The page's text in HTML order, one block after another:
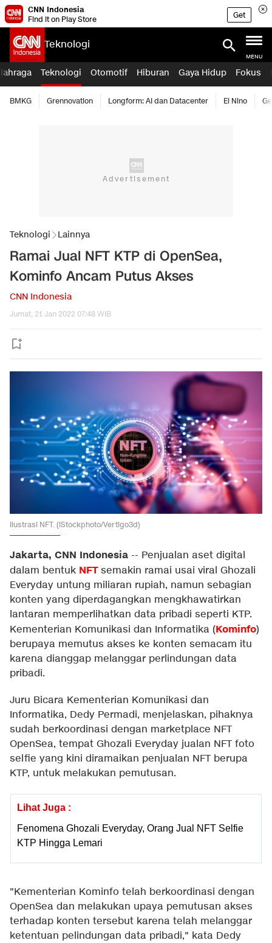
CNN Indonesia
Find it on Play Store
Get
Teknologi
MENU
Teknologi Otomotif Hiburan Gaya Hidup Fokus
BMKG Grennovation Longform: AI dan Datacenter El Nino
Teknologi Lainnya
Ramai Jual NFT KTP di OpenSea,
Kominfo Ancam Putus Akses
CNN Indonesia
Jumat, 21 Jan 2022 07:48 WIB
Ilustrasi NFT. (iStockphoto/Vertigo3d)
Jakarta, CNN Indonesia -- Penjualan aset digital
dalam bentuk NFTsemakin ramai usai viral Ghozali
Everyday untung miliaran rupiah, namun sebagian
konten yang diperdagangkan mengkhawatirkan
lantaran memperlihatkan data pribadi seperti KTP.
Kementerian Komunikasi dan Informatika (Kominfo)
berupaya memutus akses ke konten semacam itu
karena dianggap melanggar perlindungan data
pribadi.
Juru Bicara Kementerian Komunikasi dan
Informatika, Dedy Permadi, menjelaskan, pihaknya
sudah berkoordinasi dengan marketplace NFT
OpenSea, tempat Ghozali Everyday jualan NFT foto
selfie yang kini diramaikan penjualan NFT berupa
KTP, untuk melakukan pemutusan.
Lihat Juga :
Fenomena Ghozali Everyday, Orang Jual NFT Selfie
KTP Hingga Lemari
"Kementerian Kominfo telah berkoordinasi dengan
OpenSea dan melakukan upaya pemutusan akses
terhadap konten tersebut karena telah melanggar
ketentuan pelindungan data pribadi," kata Dedy